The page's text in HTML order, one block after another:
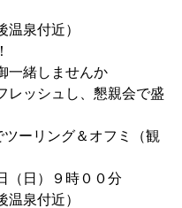
泉付近）
緒しませんか
シュし、懇親会で盛
ーリング＆オフミ（観
）９時００分
泉付近）